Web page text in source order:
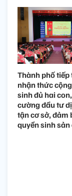
Thành phố
nhận thức
sinh đủ hai
cường đầu tư
tận cơ sở, đảm
quyền sinh